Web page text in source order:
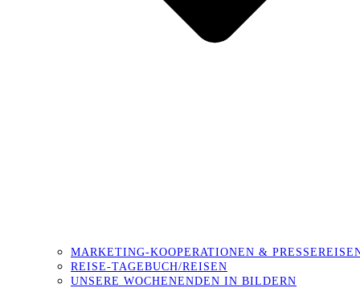
MARKETING-KOOPERATIONEN &
REISE-TAGEBUCH/REISEN
UNSERE WOCHENENDEN IN BILDERN